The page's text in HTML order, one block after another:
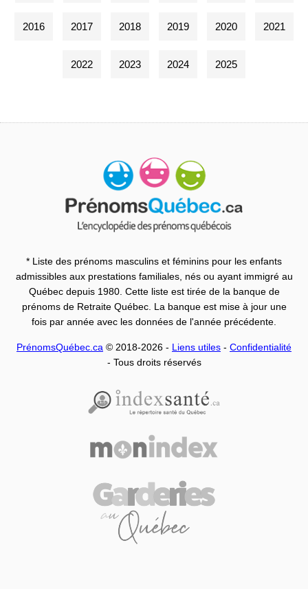
2016 2017 2018 2019 2020 2021
2022 2023 2024 2025
* Liste des prénoms masculins et féminins pour les enfants
admissibles aux prestations familiales, nés ou ayant immigré au
Québec depuis 1980. Cette liste est tirée de la banque de
prénoms de Retraite Québec. La banque est mise à jour une
fois par année avec les données de l'année précédente.
PrénomsQuébec.ca © 2018-2026 - Liens utiles - Confidentialité
- Tous droits réservés